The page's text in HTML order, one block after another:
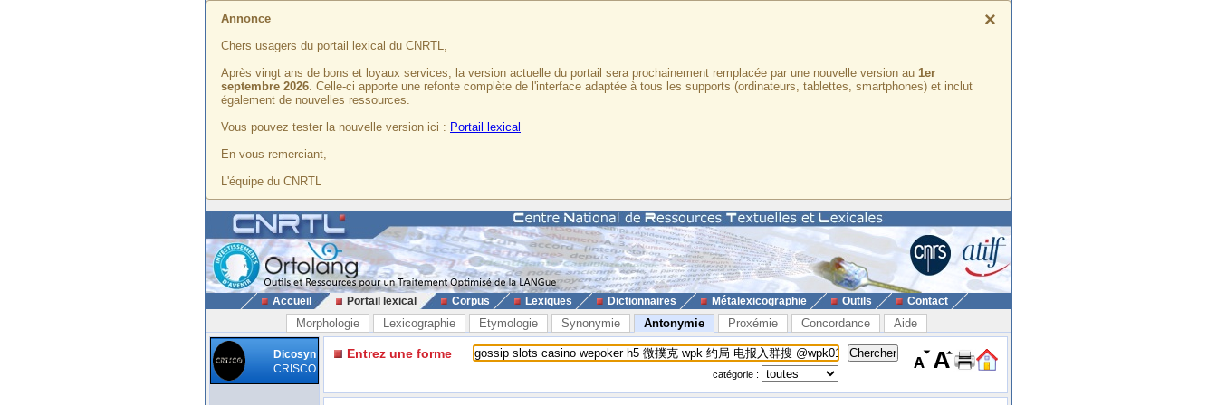
×
Annonce
Chers usagers du portail lexical du CNRTL,
Après vingt ans de bons et loyaux services, la version actuelle du portail sera prochainement remplacée par une nouvelle version au 1er
septembre 2026. Celle-ci apporte une refonte complète de l'interface adaptée à tous les supports (ordinateurs, tablettes, smartphones) et inclut
également de nouvelles ressources.
Vous pouvez tester la nouvelle version ici : Portail lexical
En vous remerciant,
L'équipe du CNRTL
Accueil Portail lexical Corpus Lexiques Dictionnaires Métalexicographie Outils Contact
Morphologie Lexicographie Etymologie Synonymie Antonymie Proxémie Concordance Aide
Dicosyn
CRISCO
Entrez une forme
catégorie :